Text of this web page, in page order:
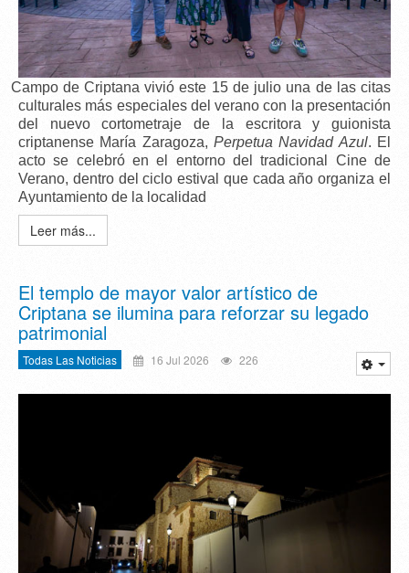
de Criptana vivió este 15 de julio una de las citas
culturales más especiales del verano con la presentación
del nuevo cortometraje de la escritora y guionista
criptanense María Zaragoza,Perpetua Navidad Azul. El
acto se celebró en el entorno del tradicional Cine de
Verano, dentro del ciclo estival que cada año organiza el
Ayuntamiento de la localidad
Leer más...
El templo de mayor valor artístico de
Criptana se ilumina para reforzar su legado
patrimonial
Todas Las Noticias 16 Jul 2026 226